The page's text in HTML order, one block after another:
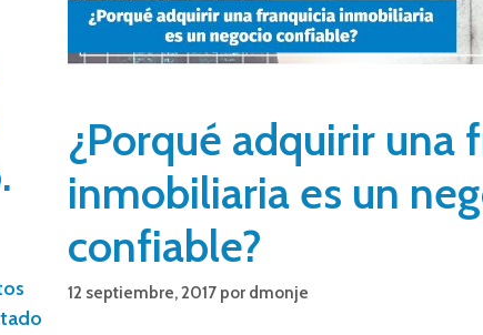
¿Porqué adquirir una
inmobiliaria es un
confiable?
12 septiembre, 2017 por dmonje